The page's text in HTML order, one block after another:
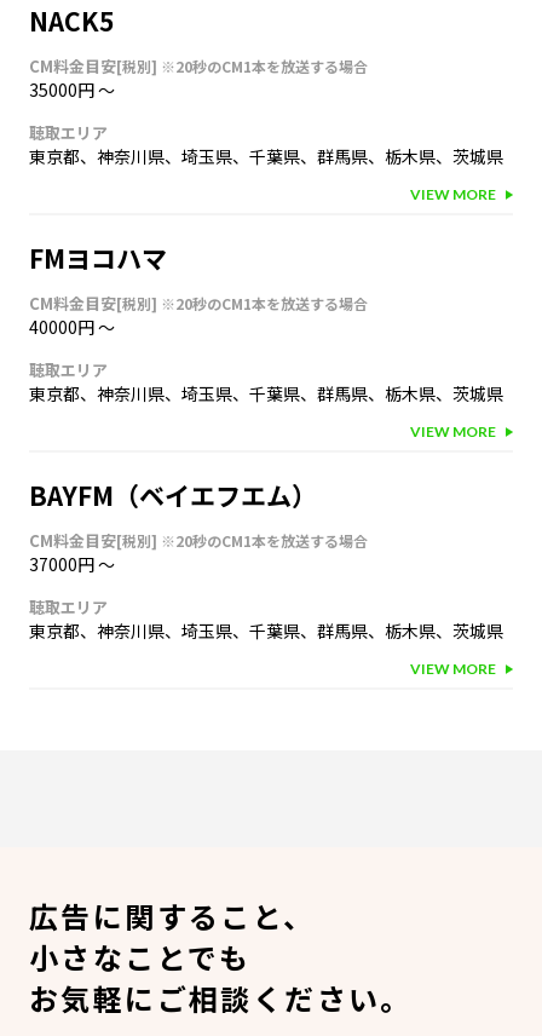
NACK5
CM料金目安[税別] ※20秒のCM1本を放送する場合
35000円〜
聴取エリア
東京都、 神奈川県、 埼玉県、 千葉県、 群馬県、 栃木県、 茨城県
VIEW MORE
FMヨコハマ
CM料金目安[税別] ※20秒のCM1本を放送する場合
40000円〜
聴取エリア
東京都、 神奈川県、 埼玉県、 千葉県、 群馬県、 栃木県、 茨城県
VIEW MORE
BAYFM（ベイエフエム）
CM料金目安[税別] ※20秒のCM1本を放送する場合
37000円〜
聴取エリア
東京都、 神奈川県、 埼玉県、 千葉県、 群馬県、 栃木県、 茨城県
VIEW MORE
広告に関すること、
小さなことでも
お気軽にご相談ください。